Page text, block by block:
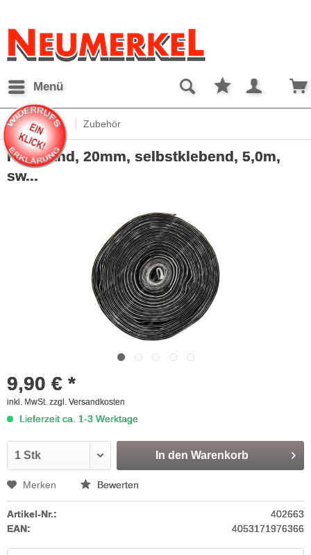
Menü
Übersicht Zubehör
Klettband, 20mm, selbstklebend, 5,0m,
sw...
9,90 € *
inkl. MwSt. zzgl. Versandkosten
Lieferzeit ca. 1-3 Werktage
In den Warenkorb
Merken Bewerten
Artikel-Nr.:
402663
EAN:
4053171976366